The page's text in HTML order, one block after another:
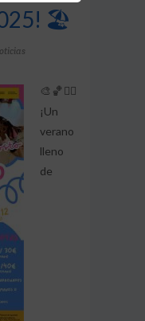
🏖️
🎨🏀🏊‍♂️
¡Un
verano
lleno
de